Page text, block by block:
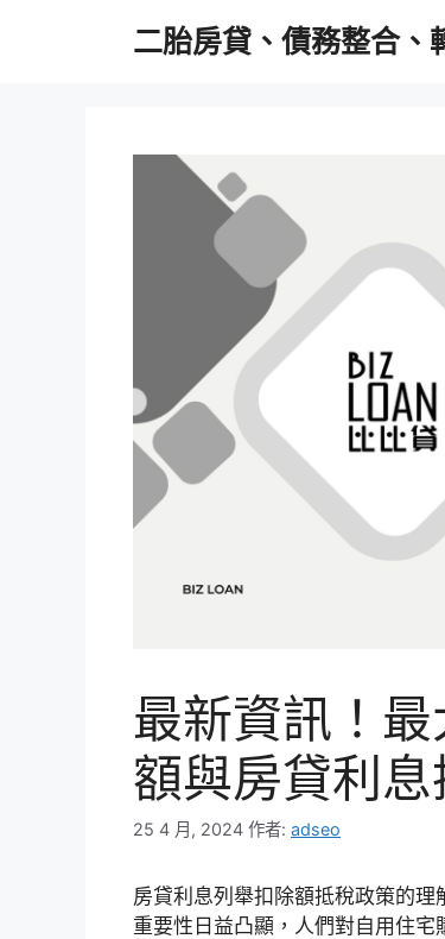
二胎房貸、債務整合、
最新資訊！
額與房貸利
25 4 月, 2024 作者: adseo
房貸利息列舉扣除額抵稅政策的
重要性日益凸顯，人們對自用住宅